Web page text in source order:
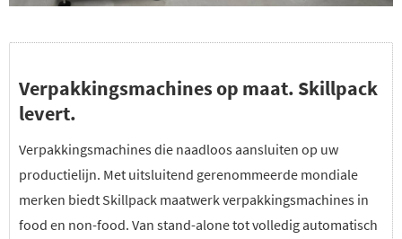
Verpakkingsmachines op maat. Skillpack
levert.
Verpakkingsmachines die naadloos aansluiten op uw
productielijn. Met uitsluitend gerenommeerde mondiale
merken biedt Skillpack maatwerk verpakkingsmachines in
food en non-food. Van stand-alone tot volledig automatisch